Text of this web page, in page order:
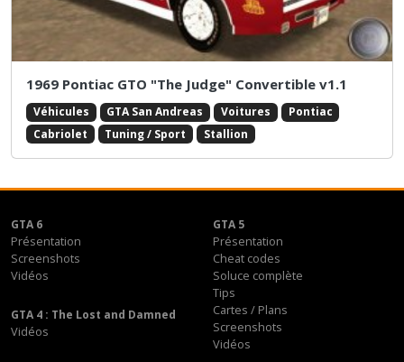
1969 Pontiac GTO "The Judge" Convertible v1.1
Véhicules GTA San Andreas Voitures
Pontiac
Cabriolet
Tuning / Sport Stallion
GTA 6
Présentation
Screenshots
Vidéos
GTA 5
Présentation
Cheat codes
Soluce complète
Tips
Cartes / Plans
Screenshots
Vidéos
GTA 4 : The Lost and Damned
Vidéos